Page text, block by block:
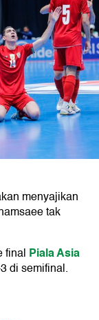
menyajikan
tak
final Piala Asia
di semifinal.